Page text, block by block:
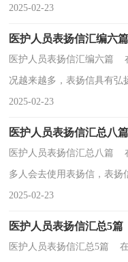
要太过分。大家知道表扬信
2025-02-23
医护人员表扬信汇编六篇
医护人员表扬信汇编六篇
况越来越多，表扬信具有弘
表扬信呢？下面是小编帮大
2025-02-23
医护人员表扬信汇总八篇
医护人员表扬信汇总八篇
多人会去使用表扬信，表扬
台播放。还是对表扬信一筹
2025-02-23
医护人员表扬信汇总5篇
医护人员表扬信汇总5篇